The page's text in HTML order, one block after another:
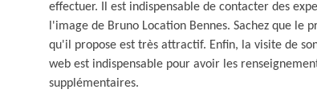
effectuer. Il est indispensable de contacter des
l'image de Bruno Location Bennes. Sachez que le
qu'il propose est très attractif. Enfin, la visite de
web est indispensable pour avoir les
supplémentaires.